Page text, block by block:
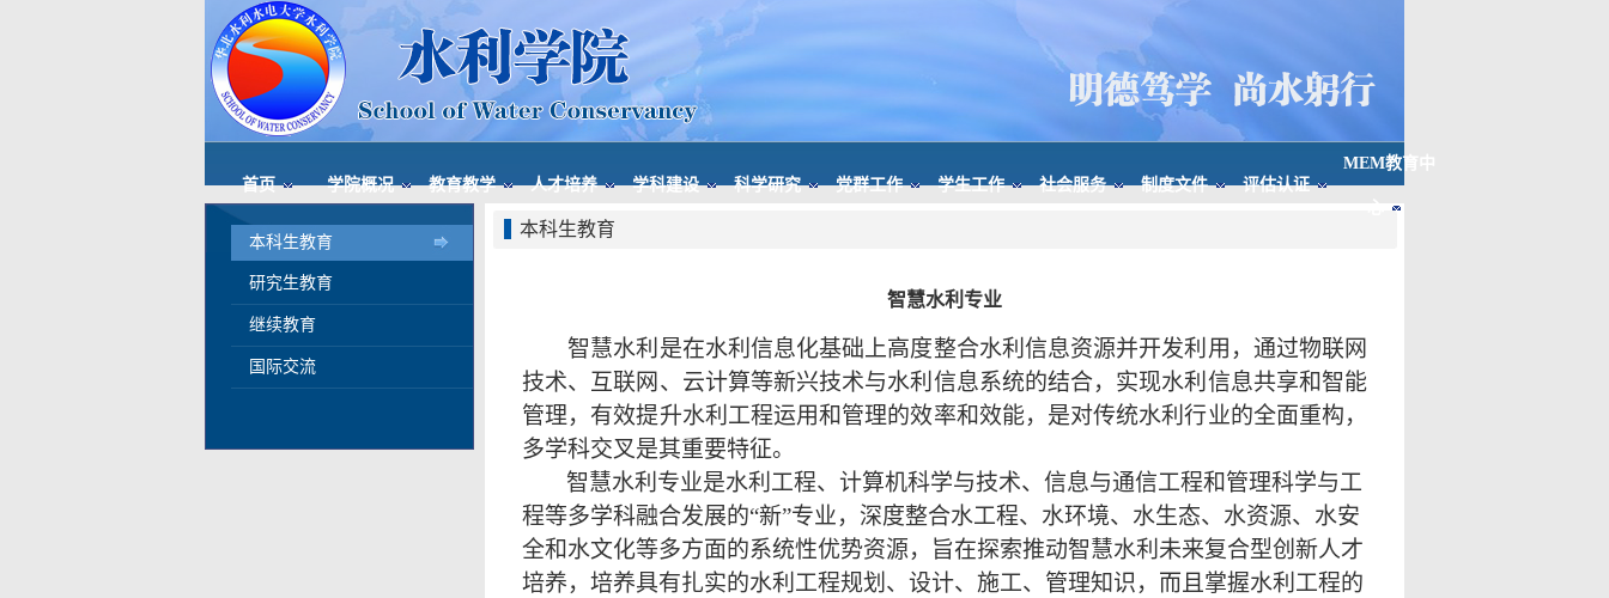
首页 学院概况 教育教学 人才培养 学科建设 科学研究 党群工作 学生工作 社会服务 制度文件 评估认证
MEM教育中
本科生教育
研究生教育
继续教育
国际交流
本科生教育
智慧水利专业
智慧水利是在水利信息化基础上高度整合水利信息资源并开发利用，通过物联网
技术、互联网、云计算等新兴技术与水利信息系统的结合，实现水利信息共享和智能
管理，有效提升水利工程运用和管理的效率和效能，是对传统水利行业的全面重构，
多学科交叉是其重要特征。
智慧水利专业是水利工程、计算机科学与技术、信息与通信工程和管理科学与工
程等多学科融合发展的“新”专业，深度整合水工程、水环境、水生态、水资源、水安
全和水文化等多方面的系统性优势资源，旨在探索推动智慧水利未来复合型创新人才
培养，培养具有扎实的水利工程规划、设计、施工、管理知识，而且掌握水利工程的